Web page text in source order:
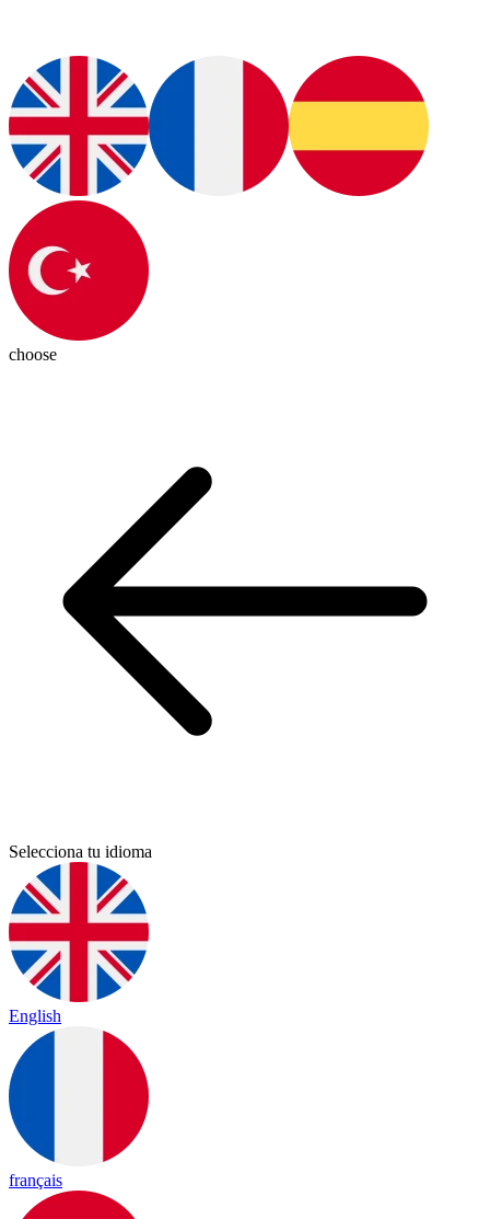
choose
Selecciona tu idioma
English
français